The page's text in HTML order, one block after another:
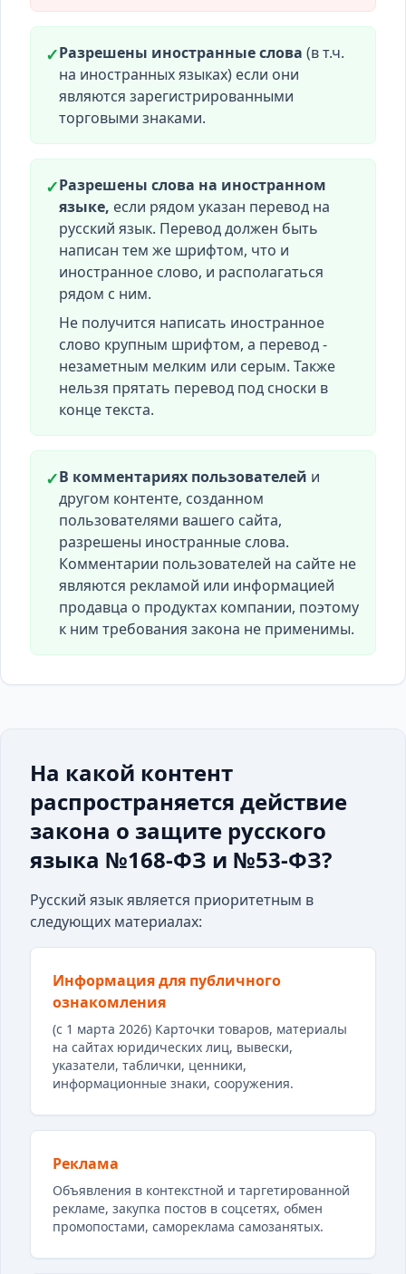
✓Разрешены иностранные слова (в т.ч.
на иностранных языках) если они
являются зарегистрированными
торговыми знаками.
✓Разрешены слова на иностранном
языке, если рядом указан перевод на
русский язык. Перевод должен быть
написан тем же шрифтом, что и
иностранное слово, и располагаться
рядом с ним.
Не получится написать иностранное
слово крупным шрифтом, а перевод -
незаметным мелким или серым. Также
нельзя прятать перевод под сноски в
конце текста.
✓В комментариях пользователей и
другом контенте, созданном
пользователями вашего сайта,
разрешены иностранные слова.
Комментарии пользователей на сайте не
являются рекламой или информацией
продавца о продуктах компании, поэтому
к ним требования закона не применимы.
На какой контент
распространяется действие
закона о защите русского
языка №168-ФЗ и №53-ФЗ?
Русский язык является приоритетным в
следующих материалах:
Информация для публичного
ознакомления
(с 1 марта 2026) Карточки товаров, материалы
на сайтах юридических лиц, вывески,
указатели, таблички, ценники,
информационные знаки, сооружения.
Реклама
Объявления в контекстной и таргетированной
рекламе, закупка постов в соцсетях, обмен
промопостами, самореклама самозанятых.